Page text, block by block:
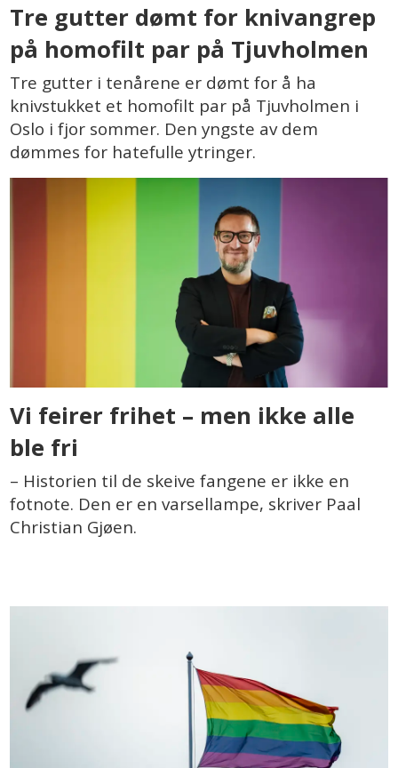
Tre gutter dømt for knivangrep
på homofilt par på Tjuvholmen
Tre gutter i tenårene er dømt for å ha
knivstukket et homofilt par på Tjuvholmen i
Oslo i fjor sommer. Den yngste av dem
dømmes for hatefulle ytringer.
Vi feirer frihet – men ikke alle
ble fri
– Historien til de skeive fangene er ikke en
fotnote. Den er en varsellampe, skriver Paal
Christian Gjøen.